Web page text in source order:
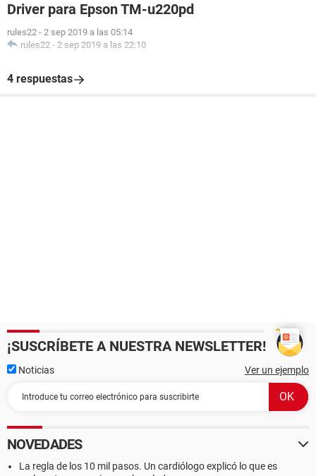
Driver para Epson TM-u220pd
rules22 - 2 sep 2019 a las 05:14
rules22 - 2 sep 2019 a las 22:10
4 respuestas
¡SUSCRÍBETE A NUESTRA NEWSLETTER!
Noticias Ver un ejemplo
NOVEDADES
La regla de los 10 mil pasos. Un cardiólogo explicó lo que es